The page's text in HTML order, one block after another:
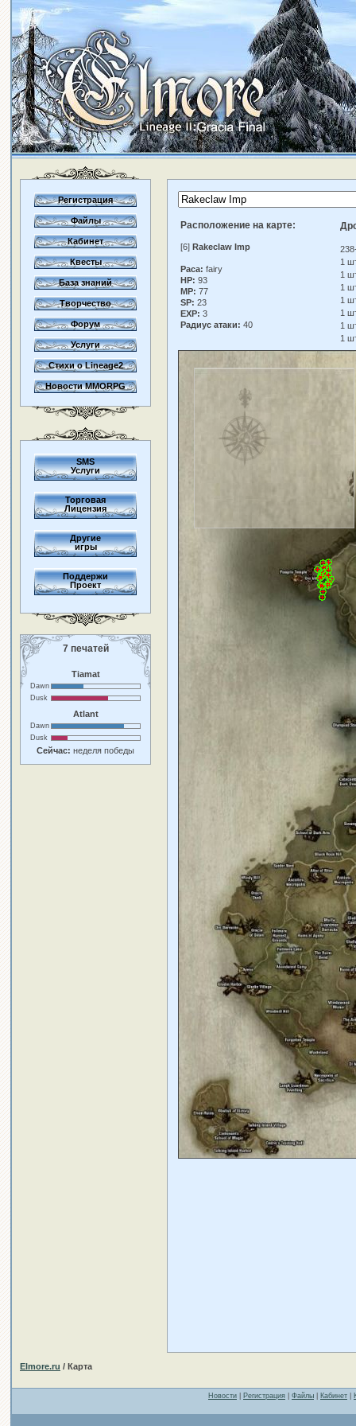
Регистрация
Файлы
Кабинет
Квесты
База знаний
Творчество
Форум
Услуги
Стихи о Lineage2
Новости MMORPG
SMS
Услуги
Торговая
Лицензия
Другие
игры
Поддержи
Проект
7 печатей
Tiamat
Dawn
Dusk
Atlant
Dawn
Dusk
Сейчас: неделя победы
Расположение на карте:
[6] Rakeclaw Imp
Раса: fairy
HP: 93
MP: 77
SP: 23
EXP: 3
Радиус атаки: 40
1
1
1
1
1
1
1
Elmore.ru / Карта
Новости Регистрация Файлы Кабинет